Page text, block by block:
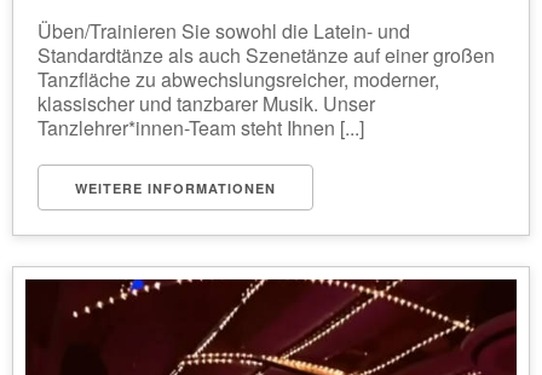
Üben/Trainieren Sie sowohl die Latein- und
Standardtänze als auch Szenetänze auf einer großen
Tanzfläche zu abwechslungsreicher, moderner,
klassischer und tanzbarer Musik. Unser
Tanzlehrer*innen-Team steht Ihnen [...]
WEITERE INFORMATIONEN